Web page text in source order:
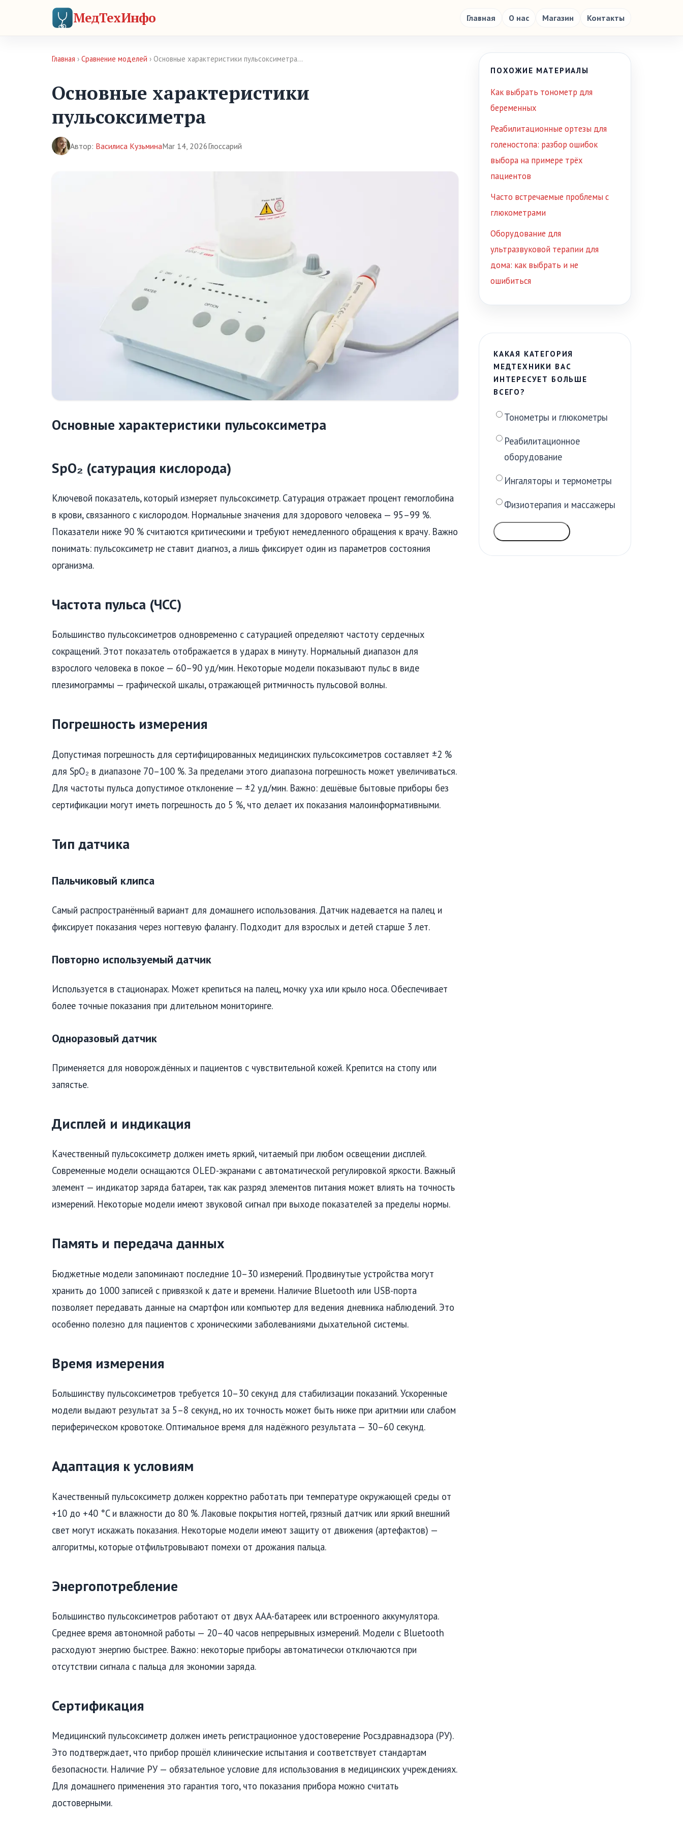
МедТехИнфо Главная О нас Магазин Контакты
Главная › Сравнение моделей › Основные характеристики пульсоксиметра…
Основные характеристики
пульсоксиметра
Автор: Василиса КузьминаMar 14, 2026Глоссарий
Основные характеристики пульсоксиметра
SpO₂ (сатурация кислорода)
Ключевой показатель, который измеряет пульсоксиметр. Сатурация отражает процент гемоглобина
в крови, связанного с кислородом. Нормальные значения для здорового человека — 95–99 %.
Показатели ниже 90 % считаются критическими и требуют немедленного обращения к врачу. Важно
понимать: пульсоксиметр не ставит диагноз, а лишь фиксирует один из параметров состояния
организма.
Частота пульса (ЧСС)
Большинство пульсоксиметров одновременно с сатурацией определяют частоту сердечных
сокращений. Этот показатель отображается в ударах в минуту. Нормальный диапазон для
взрослого человека в покое — 60–90 уд/мин. Некоторые модели показывают пульс в виде
плезимограммы — графической шкалы, отражающей ритмичность пульсовой волны.
Погрешность измерения
Допустимая погрешность для сертифицированных медицинских пульсоксиметров составляет ±2 %
для SpO₂ в диапазоне 70–100 %. За пределами этого диапазона погрешность может увеличиваться.
Для частоты пульса допустимое отклонение — ±2 уд/мин. Важно: дешёвые бытовые приборы без
сертификации могут иметь погрешность до 5 %, что делает их показания малоинформативными.
Тип датчика
Пальчиковый клипса
Самый распространённый вариант для домашнего использования. Датчик надевается на палец и
фиксирует показания через ногтевую фалангу. Подходит для взрослых и детей старше 3 лет.
Повторно используемый датчик
Используется в стационарах. Может крепиться на палец, мочку уха или крыло носа. Обеспечивает
более точные показания при длительном мониторинге.
Одноразовый датчик
Применяется для новорождённых и пациентов с чувствительной кожей. Крепится на стопу или
запястье.
Дисплей и индикация
Качественный пульсоксиметр должен иметь яркий, читаемый при любом освещении дисплей.
Современные модели оснащаются OLED-экранами с автоматической регулировкой яркости. Важный
элемент — индикатор заряда батареи, так как разряд элементов питания может влиять на точность
измерений. Некоторые модели имеют звуковой сигнал при выходе показателей за пределы нормы.
Память и передача данных
Бюджетные модели запоминают последние 10–30 измерений. Продвинутые устройства могут
хранить до 1000 записей с привязкой к дате и времени. Наличие Bluetooth или USB-порта
позволяет передавать данные на смартфон или компьютер для ведения дневника наблюдений. Это
особенно полезно для пациентов с хроническими заболеваниями дыхательной системы.
Время измерения
Большинству пульсоксиметров требуется 10–30 секунд для стабилизации показаний. Ускоренные
модели выдают результат за 5–8 секунд, но их точность может быть ниже при аритмии или слабом
периферическом кровотоке. Оптимальное время для надёжного результата — 30–60 секунд.
Адаптация к условиям
Качественный пульсоксиметр должен корректно работать при температуре окружающей среды от
+10 до +40 °C и влажности до 80 %. Лаковые покрытия ногтей, грязный датчик или яркий внешний
свет могут искажать показания. Некоторые модели имеют защиту от движения (артефактов) —
алгоритмы, которые отфильтровывают помехи от дрожания пальца.
Энергопотребление
Большинство пульсоксиметров работают от двух AAA-батареек или встроенного аккумулятора.
Среднее время автономной работы — 20–40 часов непрерывных измерений. Модели с Bluetooth
расходуют энергию быстрее. Важно: некоторые приборы автоматически отключаются при
отсутствии сигнала с пальца для экономии заряда.
Сертификация
Медицинский пульсоксиметр должен иметь регистрационное удостоверение Росздравнадзора (РУ).
Это подтверждает, что прибор прошёл клинические испытания и соответствует стандартам
безопасности. Наличие РУ — обязательное условие для использования в медицинских учреждениях.
Для домашнего применения это гарантия того, что показания прибора можно считать
достоверными.
ПОХОЖИЕ МАТЕРИАЛЫ
Как выбрать тонометр для
беременных
Реабилитационные ортезы для
голеностопа: разбор ошибок
выбора на примере трёх
пациентов
Часто встречаемые проблемы с
глюкометрами
Оборудование для
ультразвуковой терапии для
дома: как выбрать и не
ошибиться
КАКАЯ КАТЕГОРИЯ
МЕДТЕХНИКИ ВАС
ИНТЕРЕСУЕТ БОЛЬШЕ
ВСЕГО?
Тонометры и глюкометры
Реабилитационное
оборудование
Ингаляторы и термометры
Физиотерапия и массажеры